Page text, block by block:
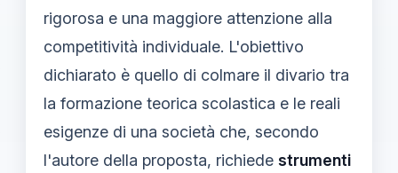
rigorosa e una maggiore attenzione alla
competitività individuale. L'obiettivo
dichiarato è quello di colmare il divario tra
la formazione teorica scolastica e le reali
esigenze di una società che, secondo
l'autore della proposta, richiede strumenti